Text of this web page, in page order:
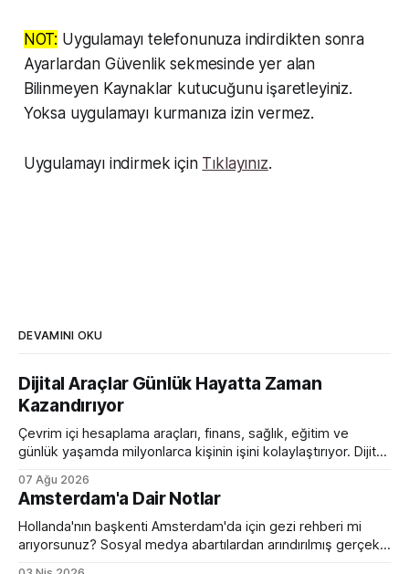
NOT: Uygulamayı telefonunuza indirdikten sonra
Ayarlardan Güvenlik sekmesinde yer alan
Bilinmeyen Kaynaklar kutucuğunu işaretleyiniz.
Yoksa uygulamayı kurmanıza izin vermez.
Uygulamayı indirmek için Tıklayınız.
DEVAMINI OKU
Dijital Araçlar Günlük Hayatta Zaman
Kazandırıyor
Çevrim içi hesaplama araçları, finans, sağlık, eğitim ve
günlük yaşamda milyonlarca kişinin işini kolaylaştırıyor. Dijital
07 Ağu 2026
Amsterdam'a Dair Notlar
Hollanda'nın başkenti Amsterdam'da için gezi rehberi mi
arıyorsunuz? Sosyal medya abartılardan arındırılmış gerçek